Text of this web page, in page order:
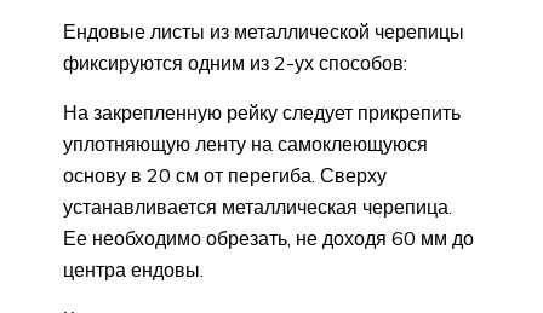
Ендовые листы из металлической черепицы
фиксируются одним из 2-ух способов:
На закрепленную рейку следует прикрепить
уплотняющую ленту на самоклеющуюся
основу в 20 см от перегиба. Сверху
устанавливается металлическая черепица.
Ее необходимо обрезать, не доходя 60 мм до
центра ендовы.